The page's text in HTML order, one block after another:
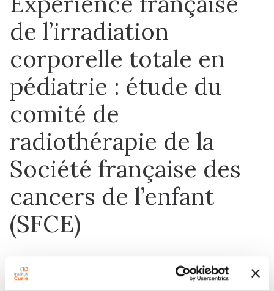
de l’irradiation
corporelle totale en
pédiatrie : étude du
comité de
radiothérapie de la
Société française des
cancers de l’enfant
(SFCE)
1 juin 2016